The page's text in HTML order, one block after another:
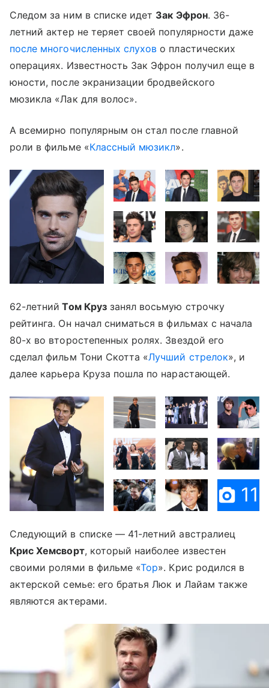
Следом за ним в списке идет Зак Эфрон. 36-
летний актер не теряет своей популярности даже
после многочисленных слухов о пластических
операциях. Известность Зак Эфрон получил еще в
юности, после экранизации бродвейского
мюзикла «Лак для волос».
А всемирно популярным он стал после главной
роли в фильме «Классный мюзикл».
62-летний Том Круззанял восьмую строчку
рейтинга. Он начал сниматься в фильмах с начала
80-х во второстепенных ролях. Звездой его
сделал фильм Тони Скотта «Лучший стрелок», и
далее карьера Круза пошла по нарастающей.
11
Следующий в списке — 41-летний австралиец
Крис Хемсворт, который наиболее известен
своими ролями в фильме «Тор». Крис родился в
актерской семье: его братья Люк и Лайам также
являются актерами.